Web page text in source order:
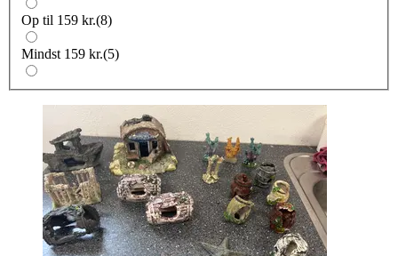
Op til 159 kr.(8)
Mindst 159 kr.(5)